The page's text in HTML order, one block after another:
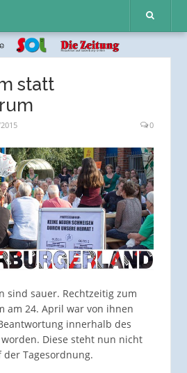
statt
0
sind sauer. Rechtzeitig zum
am 24. April war von ihnen
innerhalb des
Diese steht nun nicht
Tagesordnung.